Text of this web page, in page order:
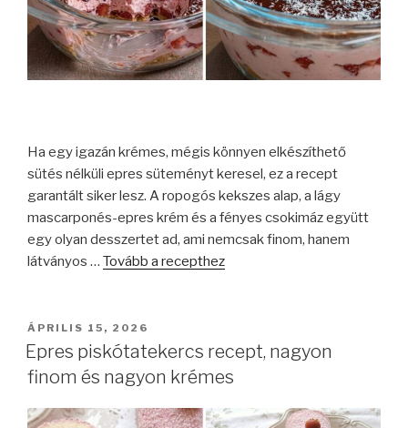
Ha egy igazán krémes, mégis könnyen elkészíthető
sütés nélküli epres süteményt keresel, ez a recept
garantált siker lesz. A ropogós kekszes alap, a lágy
mascarponés-epres krém és a fényes csokimáz együtt
egy olyan desszertet ad, ami nemcsak finom, hanem
látványos … Tovább a recepthez
BEKÜLDVE:
ÁPRILIS 15, 2026
Epres piskótatekercs recept, nagyon
finom és nagyon krémes